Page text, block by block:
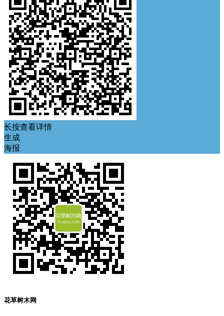
长按查看详情
生成
海报
花草树木网